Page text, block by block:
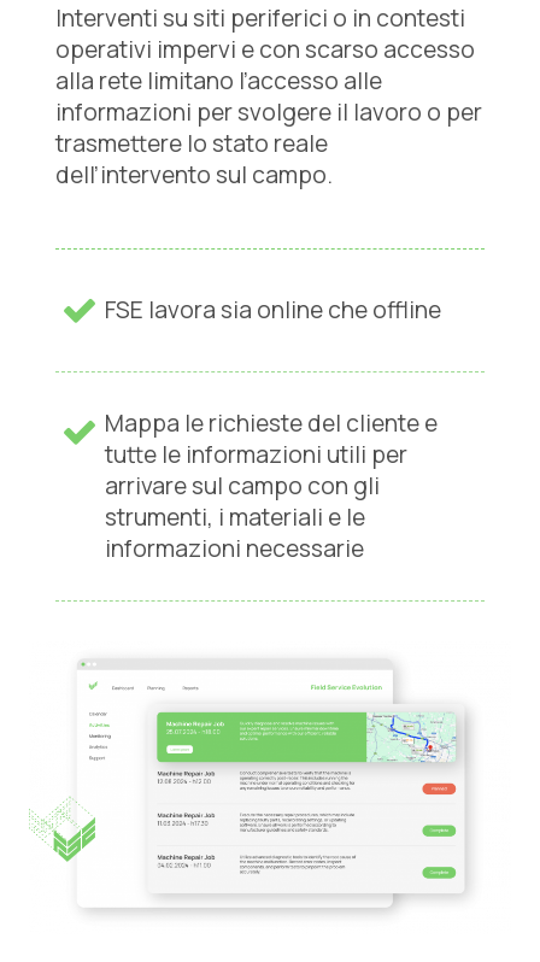
Interventi su siti periferici o in contesti
operativi impervi e con scarso accesso
alla rete limitano l’accesso alle
informazioni per svolgere il lavoro o per
trasmettere lo stato reale
dell’intervento sul campo.
FSE lavora sia online che offline
Mappa le richieste del cliente e
tutte le informazioni utili per
arrivare sul campo con gli
strumenti, i materiali e le
informazioni necessarie